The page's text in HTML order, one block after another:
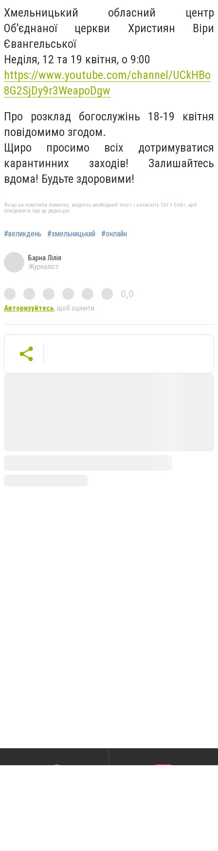
Хмельницький обласний центр
Об'єднаної церкви Християн Віри
Євангельської
Неділя, 12 та 19 квітня, о 9:00
https://www.youtube.com/channel/UCkHBo
8G2SjDy9r3WeapoDgw
Про розклад богослужінь 18-19 квітня
повідомимо згодом.
Щиро просимо всіх дотримуватися
карантинних заходів! Залишайтесь
вдома! Будьте здоровими!
Якщо ви помітили помилку, виділіть необхідний текст і натисніть Ctrl + Enter, щоб
повідомити про це редакцію
#великдень #хмельницький #онлайн
Барна Лілія
Журналіст
0,0
Авторизуйтесь, щоб оцінити